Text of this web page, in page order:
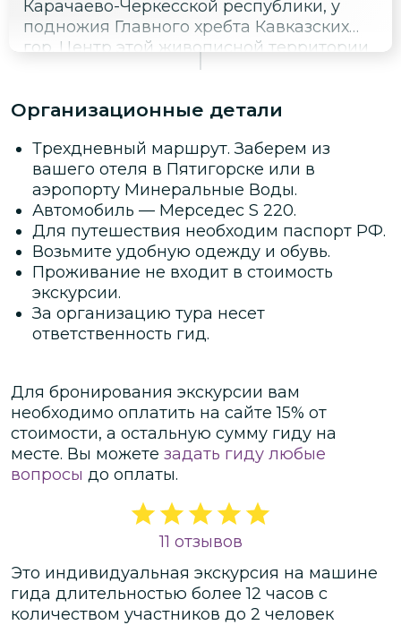
Карачаево-Черкесской республики, у
подножия Главного хребта Кавказских
гор. Центр этой живописной территории
соединяют три ущелья: Алибек, Аманауз
наивысшей точкой курорта —4046 м.
Организационные детали
Трехдневный маршрут. Заберем из
вашего отеля в Пятигорске или в
аэропорту Минеральные Воды.
Автомобиль — Мерседес S 220.
Для путешествия необходим паспорт РФ.
Возьмите удобную одежду и обувь.
Проживание не входит в стоимость
экскурсии.
За организацию тура несет
ответственность гид.
Для бронирования экскурсии вам
необходимо оплатить на сайте15% от
стоимости, а остальную сумму гиду на
месте. Вы можете задать гиду любые
вопросы до оплаты.
11 отзывов
Это индивидуальная экскурсия на машине
гида длительностью более 12 часов с
количеством участников до 2 человек